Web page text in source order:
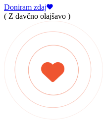
Doniram zdaj
( Z davčno olajšavo )